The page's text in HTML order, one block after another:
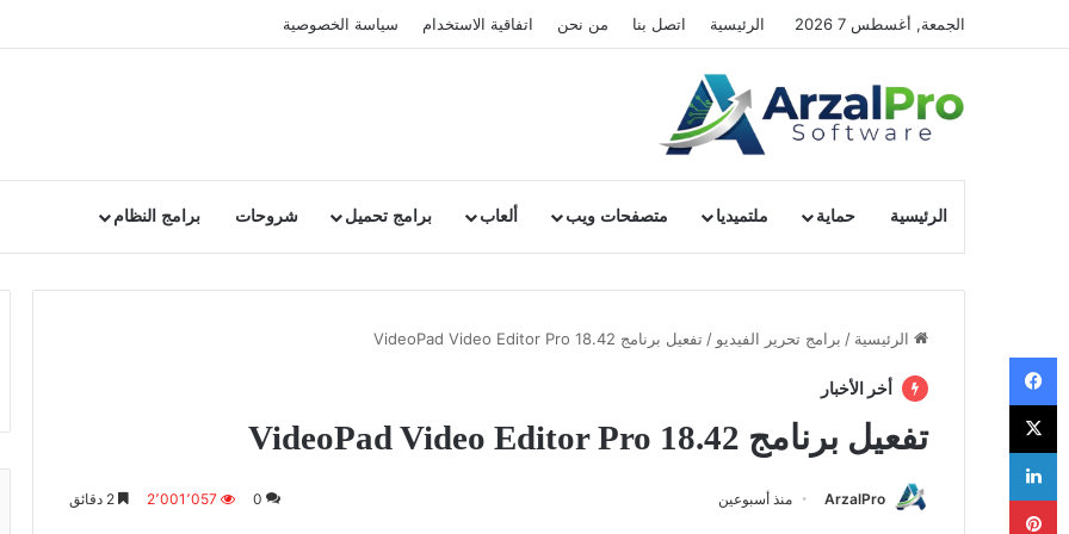
الجمعة, أغسطس 7 2026 الرئيسية اتصل بنا من نحن اتفاقية الاستخدام سياسة الخصوصية
الرئيسية حماية ملتميديا متصفحات ويب ألعاب برامج تحميل شروحات برامج النظام
الرئيسية / برامج تحرير الفيديو / تفعيل برنامج VideoPad Video Editor Pro 18.42
أخر الأخبار
تفعيل برنامج VideoPad Video Editor Pro 18.42
ArzalPro منذ أسبوعين 0 2٬001٬057
فيسبوك
‫X
لينكدإن
بينتيريست